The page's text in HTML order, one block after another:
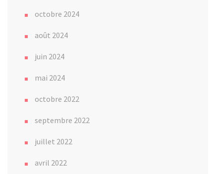
octobre 2024
août 2024
juin 2024
mai 2024
octobre 2022
septembre 2022
juillet 2022
avril 2022